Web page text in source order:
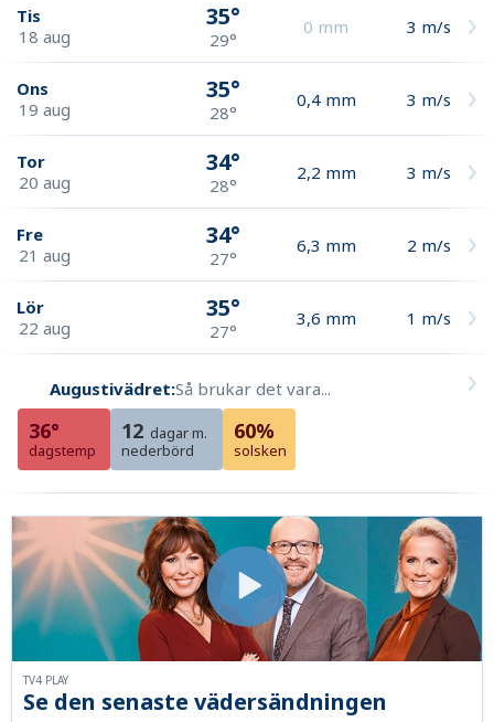
Tis
18 aug
35°
29°
0 mm 3 m/s
Ons
19 aug
35°
28°
0,4 mm 3 m/s
Tor
20 aug
34°
28°
2,2 mm 3 m/s
Fre
21 aug
34°
27°
6,3 mm 2 m/s
Lör
22 aug
35°
27°
3,6 mm 1 m/s
Augustivädret:Så brukar det vara...
36°
dagstemp
12 dagar m.
nederbörd
60%
solsken
Se den senaste vädersändningen
TV4 PLAY